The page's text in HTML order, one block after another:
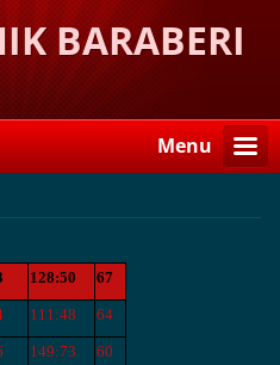
BARABERI
Menu
128:50 67
111:48 64
149:73 60